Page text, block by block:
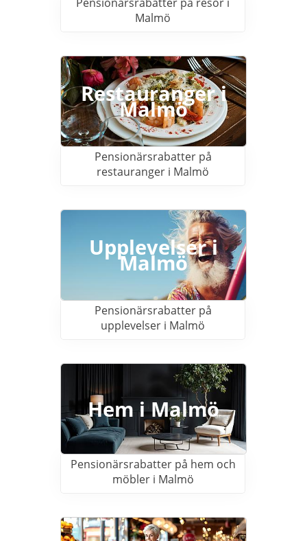
Malmö
Restauranger i
Malmö
Pensionärsrabatter på
restauranger i Malmö
Upplevelser i
Malmö
Pensionärsrabatter på
upplevelser i Malmö
Hem i Malmö
Pensionärsrabatter på hem och
möbler i Malmö